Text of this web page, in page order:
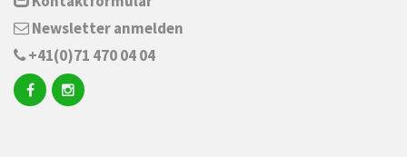
Newsletter anmelden
+41(0)71 470 04 04